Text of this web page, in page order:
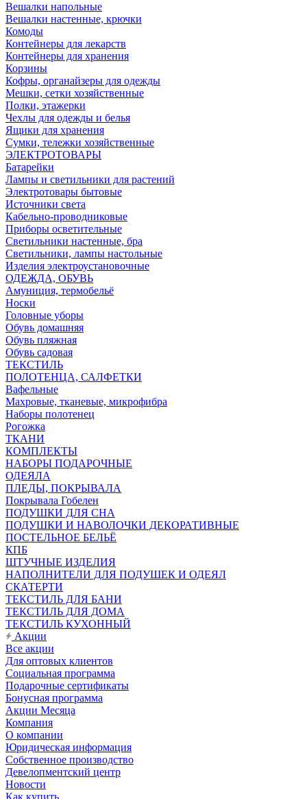
Вешалки напольные
Вешалки настенные, крючки
Комоды
Контейнеры для лекарств
Контейнеры для хранения
Корзины
Кофры, органайзеры для одежды
Мешки, сетки хозяйственные
Полки, этажерки
Чехлы для одежды и белья
Ящики для хранения
Сумки, тележки хозяйственные
ЭЛЕКТРОТОВАРЫ
Батарейки
Лампы и светильники для растений
Электротовары бытовые
Источники света
Кабельно-проводниковые
Приборы осветительные
Светильники настенные, бра
Светильники, лампы настольные
Изделия электроустановочные
ОДЕЖДА, ОБУВЬ
Амуниция, термобельё
Носки
Головные уборы
Обувь домашняя
Обувь пляжная
Обувь садовая
ТЕКСТИЛЬ
ПОЛОТЕНЦА, САЛФЕТКИ
Вафельные
Махровые, тканевые, микрофибра
Наборы полотенец
Рогожка
ТКАНИ
КОМПЛЕКТЫ
НАБОРЫ ПОДАРОЧНЫЕ
ОДЕЯЛА
ПЛЕДЫ, ПОКРЫВАЛА
Покрывала Гобелен
ПОДУШКИ ДЛЯ СНА
ПОДУШКИ И НАВОЛОЧКИ ДЕКОРАТИВНЫЕ
ПОСТЕЛЬНОЕ БЕЛЬЁ
КПБ
ШТУЧНЫЕ ИЗДЕЛИЯ
НАПОЛНИТЕЛИ ДЛЯ ПОДУШЕК И ОДЕЯЛ
СКАТЕРТИ
ТЕКСТИЛЬ ДЛЯ БАНИ
ТЕКСТИЛЬ ДЛЯ ДОМА
ТЕКСТИЛЬ КУХОННЫЙ
Акции
Все акции
Для оптовых клиентов
Социальная программа
Подарочные сертификаты
Бонусная программа
Акции Месяца
Компания
О компании
Юридическая информация
Собственное производство
Девелопментский центр
Новости
Как купить